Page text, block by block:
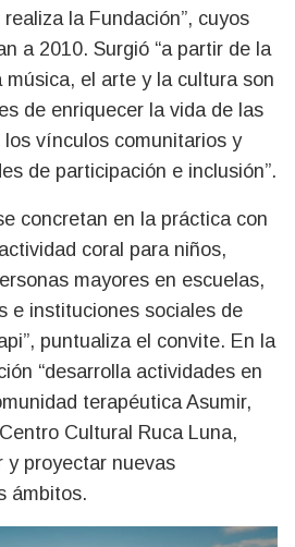
la Fundación”, cuyos
a 2010. Surgió “a partir de la
música, el arte y la cultura son
de enriquecer la vida de las
vínculos comunitarios y
de participación e inclusión”.
concretan en la práctica con
coral para niños,
mayores en escuelas,
e instituciones sociales de
puntualiza el convite. En la
“desarrolla actividades en
terapéutica Asumir,
Cultural Ruca Luna,
y proyectar nuevas
ámbitos.